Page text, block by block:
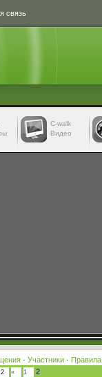
связь
С-walk
Видео
· Участники ·
2 « 1
2